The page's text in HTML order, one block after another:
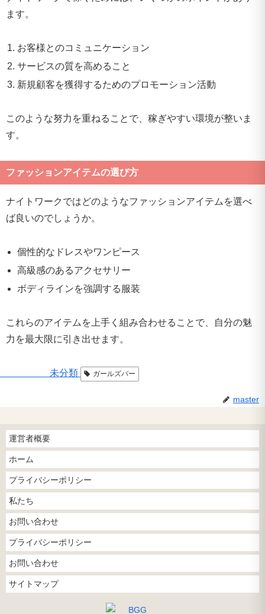
ます。
お客様とのコミュニケーション
サービスの質を高めること
新規顧客を獲得するためのプロモーション活動
このような努力を重ねることで、稼ぎやすい環境が整いま
す。
ファッションアイテムの選び方
ナイトワークではどのようなファッションアイテムを選べ
ば良いのでしょうか。
個性的なドレスやワンピース
高級感のあるアクセサリー
ボディラインを強調する服装
これらのアイテムを上手く組み合わせることで、自分の魅
力を最大限に引き出せます。
未分類 ガールズバー
master
運営者概要
ホーム
プライバシーポリシー
私たち
お問い合わせ
プライバシーポリシー
お問い合わせ
サイトマップ